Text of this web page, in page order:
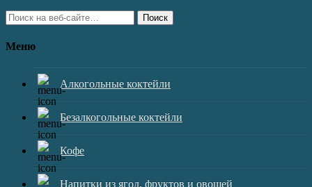
Поиск
Меню
Алкогольные коктейли
Безалкогольные коктейли
Кофе
Напитки из ягод, фруктов и овощей